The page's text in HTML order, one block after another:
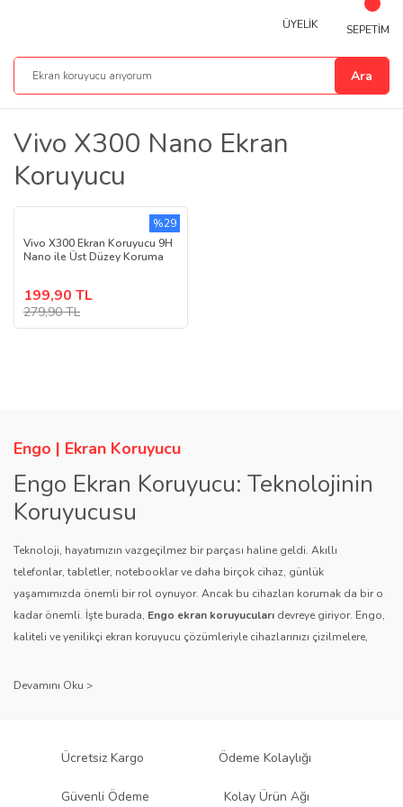
Ara
ÜYELİK SEPETİM
Vivo X300 Nano Ekran
Koruyucu
Vivo X300 Ekran Koruyucu 9H
Nano ile Üst Düzey Koruma
199,90 TL
279,90 TL
%29
Engo | Ekran Koruyucu
Engo Ekran Koruyucu: Teknolojinin
Koruyucusu
Teknoloji, hayatımızın vazgeçilmez bir parçası haline geldi. Akıllı
telefonlar, tabletler, notebooklar ve daha birçok cihaz, günlük
yaşamımızda önemli bir rol oynuyor. Ancak bu cihazları korumak da bir o
kadar önemli. İşte burada, Engo ekran koruyucuları devreye giriyor. Engo,
kaliteli ve yenilikçi ekran koruyucu çözümleriyle cihazlarınızı çizilmelere,
sağlıyor.
Engo ekran koruyucuları
, uzun yıllara dayanan tecrübesi ve teknolojiye
ürününü titiz bir kalite kontrol sürecinden geçirir. Kullanıcı dostu tasarımı
Ücretsiz Kargo Ödeme Kolaylığı
Güvenli Ödeme Kolay Ürün Ağı